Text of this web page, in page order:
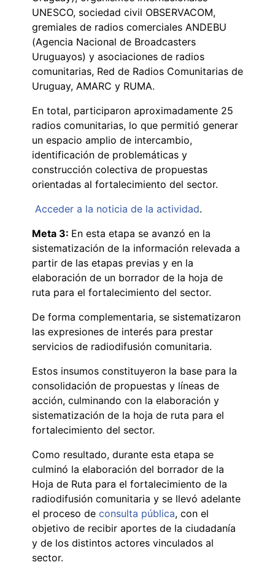
UNESCO, sociedad civil OBSERVACOM,
gremiales de radios comerciales ANDEBU
(Agencia Nacional de Broadcasters
Uruguayos) y asociaciones de radios
comunitarias, Red de Radios Comunitarias de
Uruguay, AMARC y RUMA.
En total, participaron aproximadamente 25
radios comunitarias, lo que permitió generar
un espacio amplio de intercambio,
identificación de problemáticas y
construcción colectiva de propuestas
orientadas al fortalecimiento del sector.
Acceder a la noticia de la actividad.
Meta 3: En esta etapa se avanzó en la
sistematización de la información relevada a
partir de las etapas previas y en la
elaboración de un borrador de la hoja de
ruta para el fortalecimiento del sector.
De forma complementaria, se sistematizaron
las expresiones de interés para prestar
servicios de radiodifusión comunitaria.
Estos insumos constituyeron la base para la
consolidación de propuestas y líneas de
acción, culminando con la elaboración y
sistematización de la hoja de ruta para el
fortalecimiento del sector.
Como resultado, durante esta etapa se
culminó la elaboración del borrador de la
Hoja de Ruta para el fortalecimiento de la
radiodifusión comunitaria y se llevó adelante
el proceso de consulta pública, con el
objetivo de recibir aportes de la ciudadanía
y de los distintos actores vinculados al
sector.